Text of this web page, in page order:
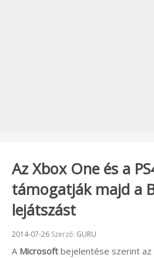
Az Xbox One és a
támogatják majd a
lejátszást
Beküldve:
2014-07-26 Szerző: GURU
A Microsoft bejelentése szerint az